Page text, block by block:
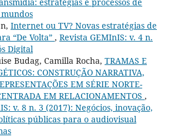
Internet ou TV? Novas estratégias de
“De Volta” , Revista GEMInIS: v. 4 n.
Digital
Budag, Camilla Rocha, TRAMAS E
CONSTRUÇÃO NARRATIVA,
EM SÉRIE NORTE-
EM RELACIONAMENTOS ,
v. 8 n. 3 (2017): Negócios, inovação,
públicas para o audiovisual